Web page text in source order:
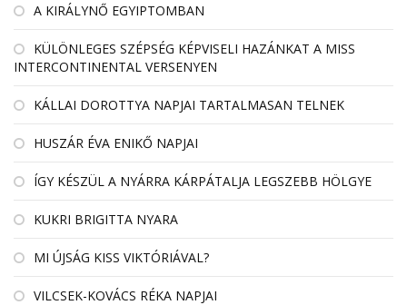
A KIRÁLYNŐ EGYIPTOMBAN
KÜLÖNLEGES SZÉPSÉG KÉPVISELI HAZÁNKAT A MISS
INTERCONTINENTAL VERSENYEN
KÁLLAI DOROTTYA NAPJAI TARTALMASAN TELNEK
HUSZÁR ÉVA ENIKŐ NAPJAI
ÍGY KÉSZÜL A NYÁRRA KÁRPÁTALJA LEGSZEBB HÖLGYE
KUKRI BRIGITTA NYARA
MI ÚJSÁG KISS VIKTÓRIÁVAL?
VILCSEK-KOVÁCS RÉKA NAPJAI